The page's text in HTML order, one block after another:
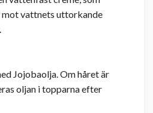
mot vattnets uttorkande
Jojobaolja. Om håret är
oljan i topparna efter